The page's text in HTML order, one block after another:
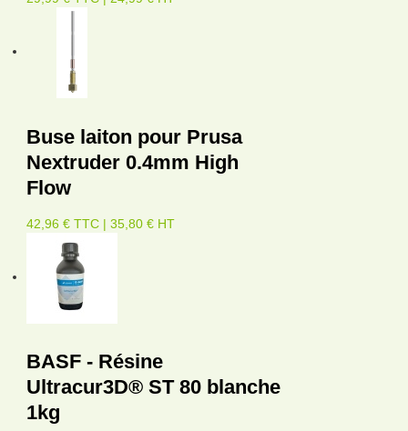
Buse laiton pour Prusa
Nextruder 0.4mm High
Flow
42,96 € TTC | 35,80 € HT
BASF - Résine
Ultracur3D® ST 80 blanche
1kg